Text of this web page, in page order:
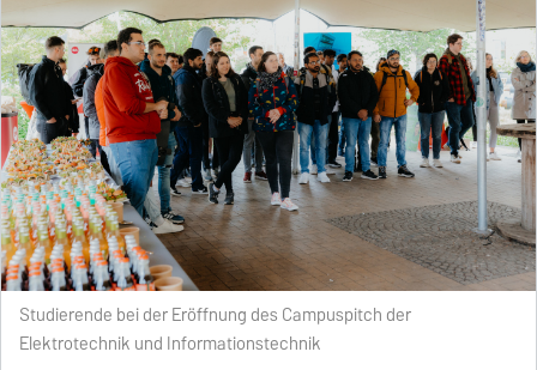
Studierende bei der Eröffnung des Campuspitch der
Elektrotechnik und Informationstechnik